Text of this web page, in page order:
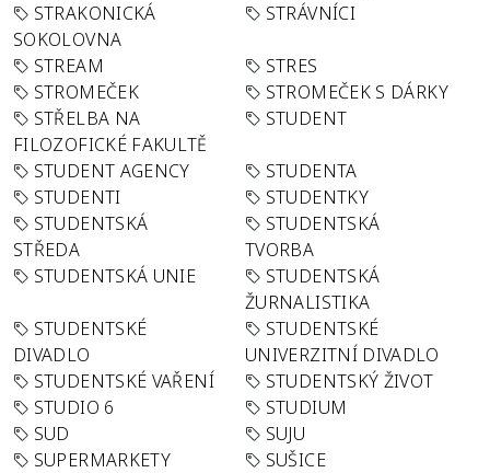
STRAKONICKÁ
SOKOLOVNA
STRÁVNÍCI
STREAM
STRES
STROMEČEK
STROMEČEK S DÁRKY
STŘELBA NA
FILOZOFICKÉ FAKULTĚ
STUDENT
STUDENT AGENCY
STUDENTA
STUDENTI
STUDENTKY
STUDENTSKÁ
STŘEDA
STUDENTSKÁ
TVORBA
STUDENTSKÁ UNIE
STUDENTSKÁ
ŽURNALISTIKA
STUDENTSKÉ
DIVADLO
STUDENTSKÉ
UNIVERZITNÍ DIVADLO
STUDENTSKÉ VAŘENÍ
STUDENTSKÝ ŽIVOT
STUDIO 6
STUDIUM
SUD
SUJU
SUPERMARKETY
SUŠICE